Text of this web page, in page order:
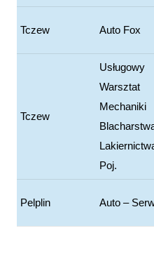
Tczew Auto Fox
Tczew
Usługowy
Warsztat
Mechaniki
Poj.
Pelplin Auto –